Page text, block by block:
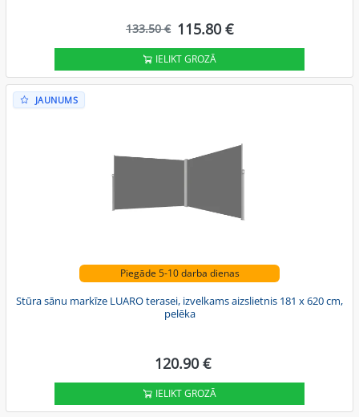
133.50 € 115.80 €
IELIKT GROZĀ
JAUNUMS
Piegāde 5-10 darba dienas
Stūra sānu markīze LUARO terasei, izvelkams aizslietnis 181 x 620 cm,
pelēka
120.90 €
IELIKT GROZĀ